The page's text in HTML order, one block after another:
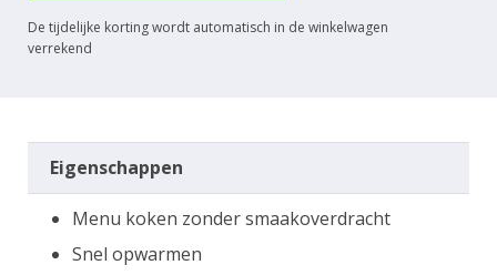
De tijdelijke korting wordt automatisch in de winkelwagen
verrekend
Eigenschappen
Menu koken zonder smaakoverdracht
Snel opwarmen